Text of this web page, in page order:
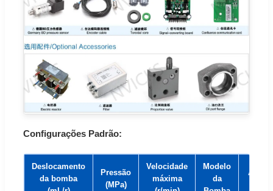
Configurações Padrão:
Deslocamento
da bomba
Pressão
(MPa)
Velocidade
máxima
Modelo
da